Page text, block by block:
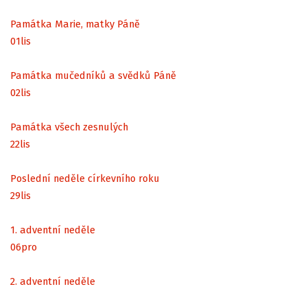
Památka Marie, matky Páně
01lis
Památka mučedníků a svědků Páně
02lis
Památka všech zesnulých
22lis
Poslední neděle církevního roku
29lis
1. adventní neděle
06pro
2. adventní neděle